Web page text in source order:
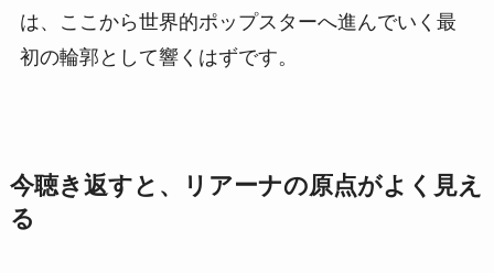
は、ここから世界的ポップスターへ進んでいく最
初の輪郭として響くはずです。
今聴き返すと、リアーナの原点がよく見え
る